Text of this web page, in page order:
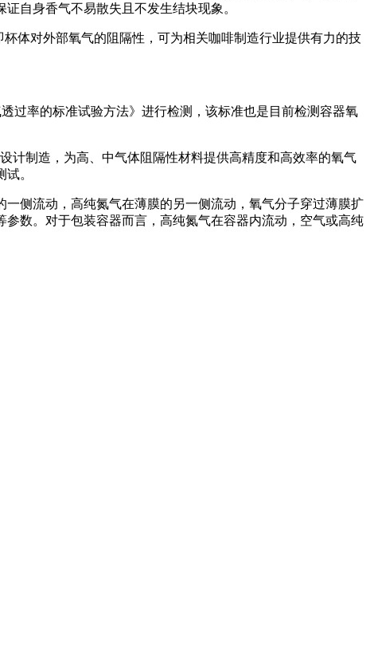
自身香气不易散失且不发生结块现象。
体对外部氧气的阻隔性，可为相关咖啡制造行业提供有力的技
过率的标准试验方法》进行检测，该标准也是目前检测容器氧
计制造，为高、中气体阻隔性材料提供高精度和高效率的氧气
。
侧流动，高纯氮气在薄膜的另一侧流动，氧气分子穿过薄膜扩
数。对于包装容器而言，高纯氮气在容器内流动，空气或高纯